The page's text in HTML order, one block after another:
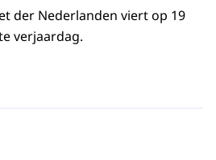
der Nederlanden viert op 19
verjaardag.